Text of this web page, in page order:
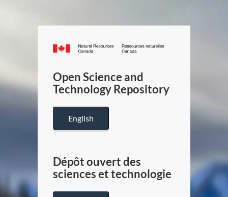
Canada.ca
/
Canada
Open Science and
Technology Repository
English
Dépôt ouvert des
sciences et technologie